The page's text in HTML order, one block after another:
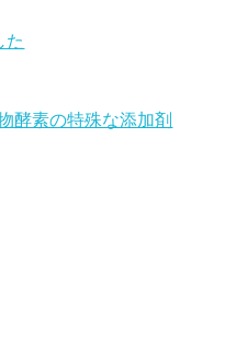
た
酵素の特殊な添加剤